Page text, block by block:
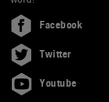
Facebook
Twitter
Youtube